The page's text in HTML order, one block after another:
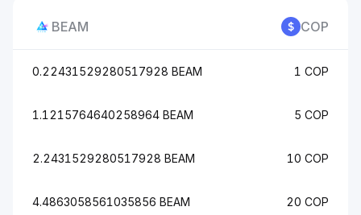
BEAM COP
0.22431529280517928 BEAM 1 COP
1.1215764640258964 BEAM 5 COP
2.2431529280517928 BEAM 10 COP
4.4863058561035856 BEAM 20 COP